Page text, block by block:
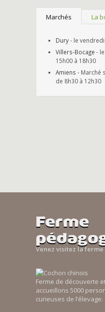
Marchés La
Dury- le
Villers-Bocage -
15h00 à 18h30
Amiens - Marché
de 8h30 à 12h30
Ferme
Venez visitez la ferme
Ferme de découverte
accueillons 5000
curieuses de l’élevage.